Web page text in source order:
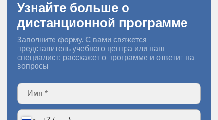
Узнайте больше о
дистанционной программе
Заполните форму. С вами свяжется
представитель учебного центра или наш
специалист: расскажет о программе и ответит на
вопросы